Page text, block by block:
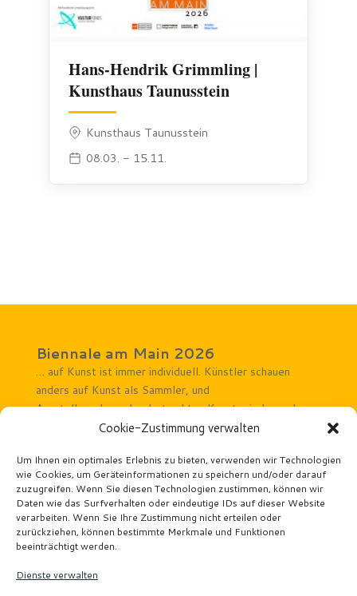
Cookie-Zustimmung verwalten
Um Ihnen ein optimales Erlebnis zu bieten, verwenden wir Technologien
wie Cookies, um Geräteinformationen zu speichern und/oder darauf
zuzugreifen. Wenn Sie diesen Technologien zustimmen, können wir
Daten wie das Surfverhalten oder eindeutige IDs auf dieser Website
verarbeiten. Wenn Sie Ihre Zustimmung nicht erteilen oder
zurückziehen, können bestimmte Merkmale und Funktionen
beeinträchtigt werden.
Dienste verwalten
Hans-Hendrik Grimmling |
Kunsthaus Taunusstein
Kunsthaus Taunusstein
08.03. - 15.11.
Biennale am Main 2026
… auf Kunst ist immer individuell. Künstler schauen
anders auf Kunst als Sammler, und
Ausstellungsbesucher betrachten Kunst wieder anders.
Rechtliches Hinweise
Impressum
Datenschutz
Veranstaltungsorte
Atelier Wäscherei Offenbach
Kunstforum Mainturm
Kunstforum Seligenstadt
Kunsthaus Taunusstein